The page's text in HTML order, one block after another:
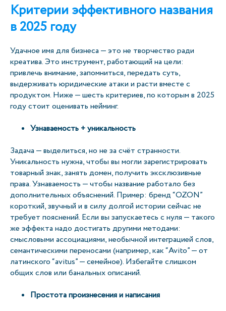
Критерии эффективного названия
в 2025 году
Удачное имя для бизнеса — это не творчество ради
креатива. Это инструмент, работающий на цели:
привлечь внимание, запомниться, передать суть,
выдерживать юридические атаки и расти вместе с
продуктом. Ниже — шесть критериев, по которым в 2025
году стоит оценивать нейминг.
Узнаваемость + уникальность
Задача — выделиться, но не за счёт странности.
Уникальность нужна, чтобы вы могли зарегистрировать
товарный знак, занять домен, получить эксклюзивные
права. Узнаваемость — чтобы название работало без
дополнительных объяснений. Пример: бренд “OZON”
короткий, звучный и в силу долгой истории сейчас не
требует пояснений. Если вы запускаетесь с нуля — такого
же эффекта надо достигать другими методами:
смысловыми ассоциациями, необычной интеграцией слов,
семантическими переносами (например, как “Avito” — от
латинского “avitus” — семейное). Избегайте слишком
общих слов или банальных описаний.
Простота произнесения и написания